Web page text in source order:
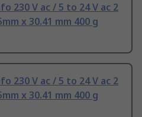
230 V ac / 5 to 24 V ac 2
x 30.41 mm 400 g
230 V ac / 5 to 24 V ac 2
x 30.41 mm 400 g